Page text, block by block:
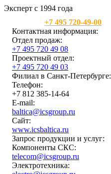
Эксперт с 1994 года
+7 495 720-49-00
Контактная информация:
Отдел продаж:
+7 495 720 49 08
Проектный отдел:
+7 495 720 49 03
Филиал в Санкт-Петербурге:
Телефон:
+7 812 385-14-64
E-mail:
baltica@icsgroup.ru
Сайт:
www.icsbaltica.ru
Запрос продукции и услуг:
Компоненты СКС:
telecom@icsgroup.ru
Электротехника: